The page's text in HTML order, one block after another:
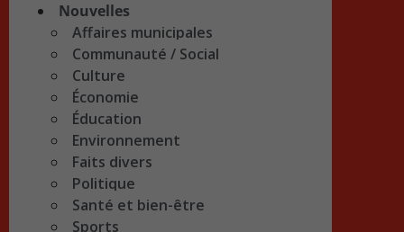
Nouvelles
Affaires municipales
Communauté / Social
Culture
Économie
Éducation
Environnement
Faits divers
Politique
Santé et bien-être
Sports